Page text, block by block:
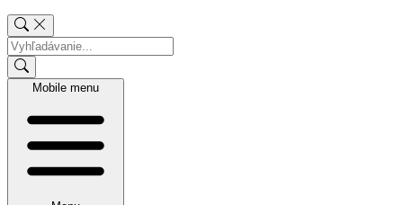
Mobile menu